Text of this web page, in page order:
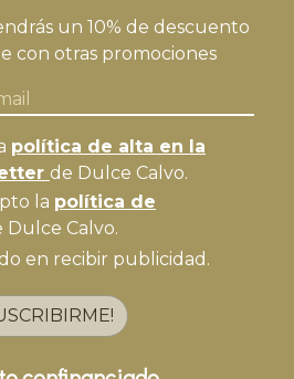
un 10% de descuento
con otras promociones
política de alta en la
de Dulce Calvo.
la política de
Dulce Calvo.
en recibir publicidad.